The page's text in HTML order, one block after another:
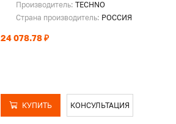
Производитель:TECHNO
Страна производитель: РОССИЯ
24 078.78 ₽
КУПИТЬ КОНСУЛЬТАЦИЯ